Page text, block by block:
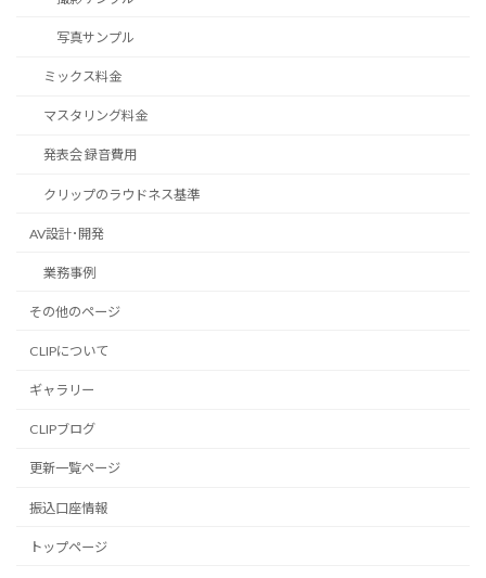
写真サンプル
ミックス料金
マスタリング料金
発表会 録音費用
クリップのラウドネス基準
AV設計･開発
業務事例
その他のページ
CLIPについて
ギャラリー
CLIPブログ
更新一覧ページ
振込口座情報
トップページ